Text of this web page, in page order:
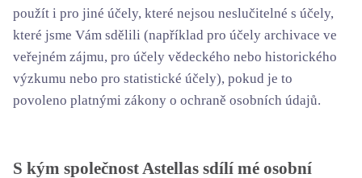
použít i pro jiné účely, které nejsou neslučitelné s účely,
které jsme Vám sdělili (například pro účely archivace ve
veřejném zájmu, pro účely vědeckého nebo historického
výzkumu nebo pro statistické účely), pokud je to
povoleno platnými zákony o ochraně osobních údajů.
S kým společnost Astellas sdílí mé osobní